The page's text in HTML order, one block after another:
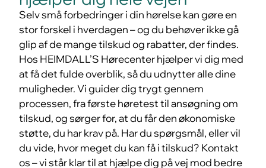
Selv små forbedringer i din hørelse kan gøre en
stor forskel i hverdagen – og du behøver ikke gå
glip af de mange tilskud og rabatter, der findes.
Hos HEIMDALL’S Hørecenter hjælper vi dig med
at få det fulde overblik, så du udnytter alle dine
muligheder. Vi guider dig trygt gennem
processen, fra første høretest til ansøgning om
tilskud, og sørger for, at du får den økonomiske
støtte, du har krav på. Har du spørgsmål, eller vil
du vide, hvor meget du kan få i tilskud? Kontakt
os – vi står klar til at hjælpe dig på vej mod bedre